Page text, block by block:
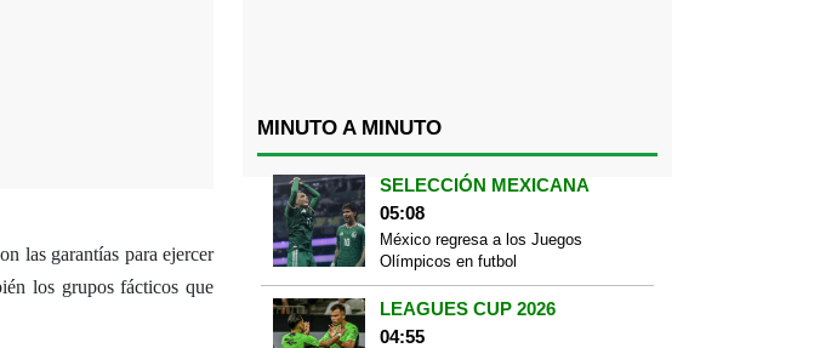
las garantías para ejercer
los grupos fácticos que
MINUTO A MINUTO
SELECCIÓN MEXICANA
05:08
México regresa a los Juegos
Olímpicos en futbol
LEAGUES CUP 2026
04:55